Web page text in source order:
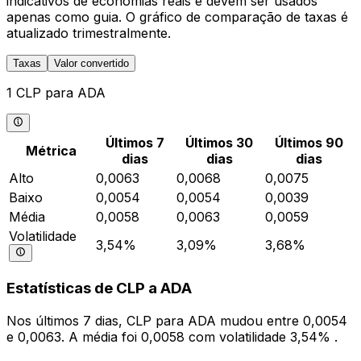
apenas como guia. O gráfico de comparação de taxas é
atualizado trimestralmente.
Taxas Valor convertido
1 CLP para ADA
Métrica
Últimos 7
dias
Últimos 30
dias
Últimos 90
dias
Alto
0,0063 0,0068
0,0075
Baixo
0,0054 0,0054
0,0039
Média
0,0058 0,0063
0,0059
Volatilidade
3,54% 3,09% 3,68%
Estatísticas de CLP a ADA
Nos últimos 7 dias, CLP para ADA mudou entre 0,0054
e 0,0063. A média foi 0,0058 com volatilidade 3,54% .